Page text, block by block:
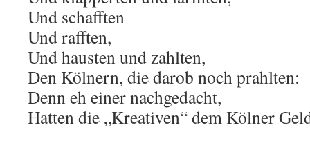
Und schafften
Und rafften,
Und hausten und zahlten,
Den Kölnern, die darob noch prahlten:
Denn eh einer nachgedacht,
Hatten die „Kreativen“ dem Kölner